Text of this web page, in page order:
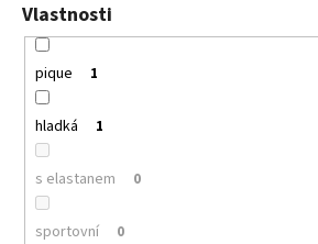
Vlastnosti
pique 1
hladká 1
s elastanem 0
sportovní 0